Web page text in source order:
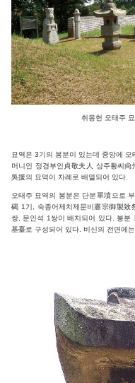
취몽헌 오태주
묘역은 3기의 봉분이 있는데 중앙에
머니인 정경부인貞敬夫人 상주황씨
吳援의 묘역이 차례로 배열되어 있다.
오태주 묘역의 봉분은 단분單墳으로
碣 1기, 숙종어제치제문비肅宗御製致
쌍, 문인석 1쌍이 배치되어 있다. 봉분
基臺로 구성되어 있다. 비신의 전면에